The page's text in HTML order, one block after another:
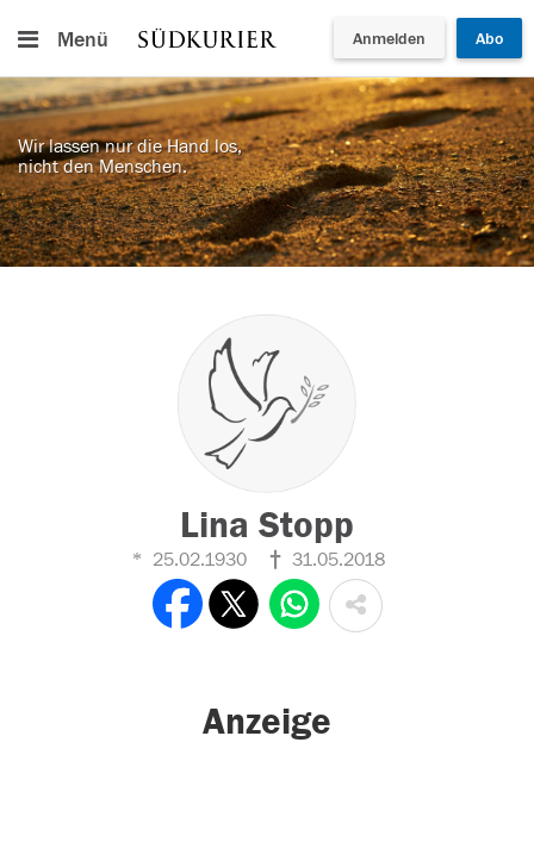
Menü Anmelden Abo
Wir lassen nur die Hand los,
nicht den Menschen.
Lina Stopp
25.02.1930 31.05.2018
Anzeige